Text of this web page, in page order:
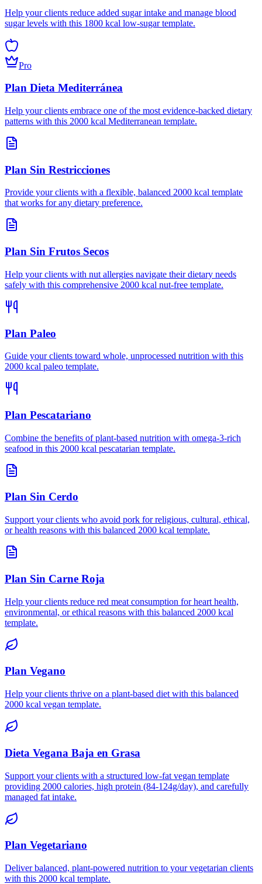
Help your clients reduce added sugar intake and manage blood
sugar levels with this 1800 kcal low-sugar template.
Pro
Plan Dieta Mediterránea
Help your clients embrace one of the most evidence-backed dietary
patterns with this 2000 kcal Mediterranean template.
Plan Sin Restricciones
Provide your clients with a flexible, balanced 2000 kcal template
that works for any dietary preference.
Plan Sin Frutos Secos
Help your clients with nut allergies navigate their dietary needs
safely with this comprehensive 2000 kcal nut-free template.
Plan Paleo
Guide your clients toward whole, unprocessed nutrition with this
2000 kcal paleo template.
Plan Pescatariano
Combine the benefits of plant-based nutrition with omega-3-rich
seafood in this 2000 kcal pescatarian template.
Plan Sin Cerdo
Support your clients who avoid pork for religious, cultural, ethical,
or health reasons with this balanced 2000 kcal template.
Plan Sin Carne Roja
Help your clients reduce red meat consumption for heart health,
environmental, or ethical reasons with this balanced 2000 kcal
template.
Plan Vegano
Help your clients thrive on a plant-based diet with this balanced
2000 kcal vegan template.
Dieta Vegana Baja en Grasa
Support your clients with a structured low-fat vegan template
providing 2000 calories, high protein (84-124g/day), and carefully
managed fat intake.
Plan Vegetariano
Deliver balanced, plant-powered nutrition to your vegetarian clients
with this 2000 kcal template.